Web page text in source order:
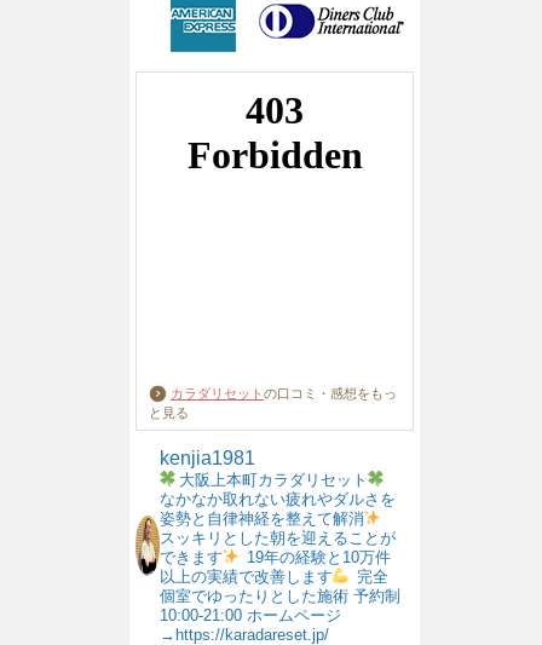
カラダリセット の口コミ・感想をもっ
と見る
kenjia1981
大阪上本町カラダリセット
なかなか取れない疲れやダルさを
姿勢と自律神経を整えて解消
スッキリとした朝を迎えることが
できます
19年の経験と10万件
以上の実績で改善します
完全
個室でゆったりとした施術 予約制
10:00-21:00 ホームページ
→https://karadareset.jp/